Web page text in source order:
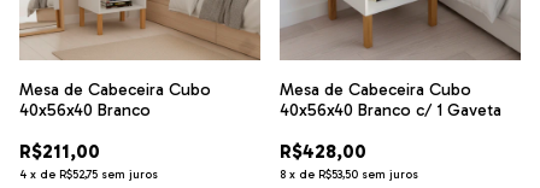
Mesa de Cabeceira Cubo
40x56x40 Branco
R$211,00
4 x de R$52,75 sem juros
Mesa de Cabeceira Cubo
40x56x40 Branco c/ 1 Gaveta
R$428,00
8 x de R$53,50 sem juros